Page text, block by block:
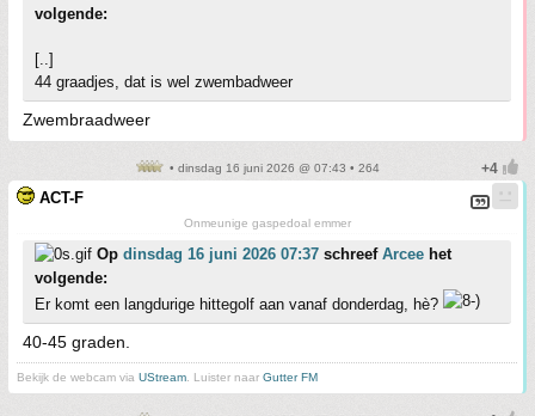
volgende:
[..]
44 graadjes, dat is wel zwembadweer
Zwembraadweer
• dinsdag 16 juni 2026 @ 07:43 • 264
ACT-F
Onmeunige gaspedoal emmer
Op dinsdag 16 juni 2026 07:37 schreef Arcee het
volgende:
Er komt een langdurige hittegolf aan vanaf donderdag, hè?
40-45 graden.
Bekijk de webcam via UStream . Luister naar Gutter FM